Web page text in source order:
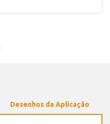
Desenhos da Aplicação